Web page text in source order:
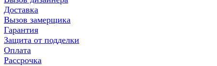
Доставка
Вызов замерщика
Гарантия
Защита от подделки
Оплата
Рассрочка